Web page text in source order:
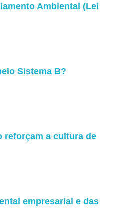
Ambiental (Lei
Sistema B?
reforçam a cultura de
empresarial e das